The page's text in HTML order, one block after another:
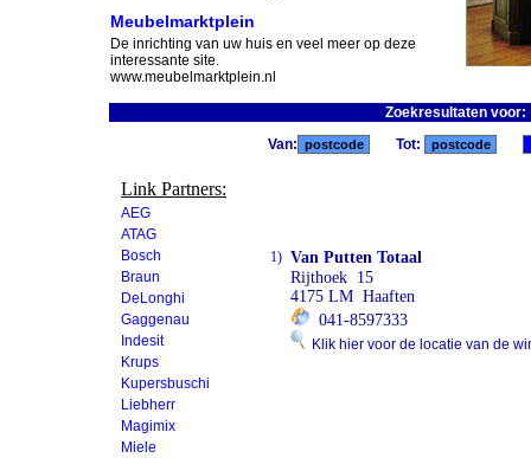
Meubelmarktplein
De inrichting van uw huis en veel meer op deze
interessante site.
www.meubelmarktplein.nl
Zoekresultaten voor:
Link Partners:
AEG
ATAG
Bosch
Braun
DeLonghi
Gaggenau
Indesit
Krups
Kupersbuschi
Liebherr
Magimix
Miele
Van: Tot:
1) Van Putten Totaal
Rijthoek 15
4175 LM Haaften
041-8597333
Klik hier voor de locatie van de